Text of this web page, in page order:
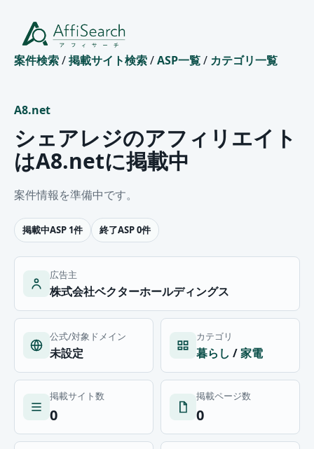
案件検索/掲載サイト検索/ASP一覧/ カテゴリ一覧
A8.net
シェアレジのアフィリエイト
はA8.netに掲載中
案件情報を準備中です。
掲載中ASP 1件 終了ASP 0件
広告主
株式会社ベクターホールディングス
公式/対象ドメイン
未設定
カテゴリ
暮らし /家電
掲載サイト数
0
掲載ページ数
0